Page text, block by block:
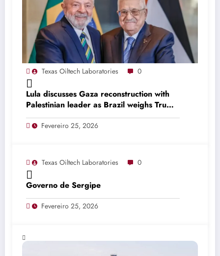
Texas Oiltech Laboratories 0
Lula discusses Gaza reconstruction with
Palestinian leader as Brazil weighs Trump
invitation
Fevereiro 25, 2026
Texas Oiltech Laboratories 0
Governo de Sergipe
Fevereiro 25, 2026